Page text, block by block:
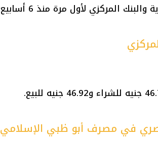
في مصرف أبو ظبي الإسلامي